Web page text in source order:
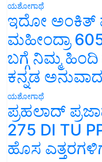
ಯಶೋಗಾಥೆ
ಇದೋ ಅಂಕಿತ್
ಮಹೀಂದ್ರಾ
ಬಗ್ಗೆ ನಿಮ್ಮ
ಕನ್ನಡ
ಯಶೋಗಾಥೆ
ಪ್ರಹಲಾದ್
275 DI TU
ಹೊಸ